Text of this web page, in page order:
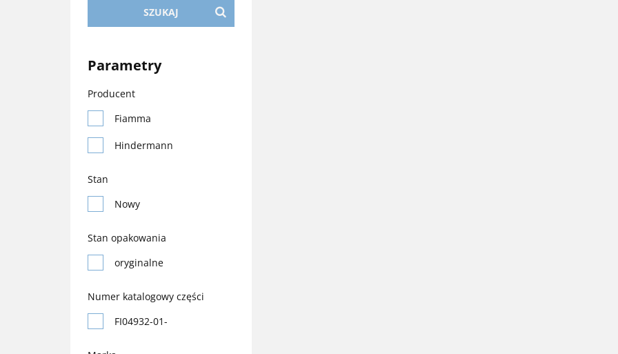
SZUKAJ
Parametry
Producent
Fiamma
Hindermann
Stan
Nowy
Stan opakowania
oryginalne
Numer katalogowy części
FI04932-01-